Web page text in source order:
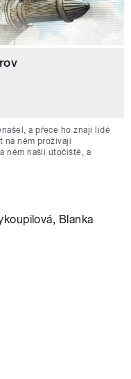
a přece ho znají lidé
na něm prožívají
něm našli útočiště, a
Blanka